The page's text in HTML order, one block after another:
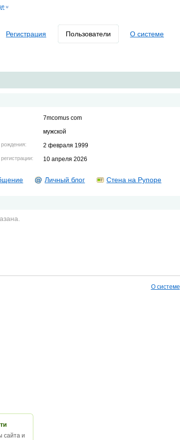
Регистрация Пользователи О системе
7mcomus com
мужской
рождения: 2 февраля 1999
10 апреля 2026
Личный блог Стена на Рупоре
О системе
сайта и